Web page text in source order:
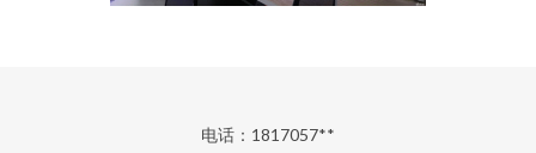
电话：1817057**